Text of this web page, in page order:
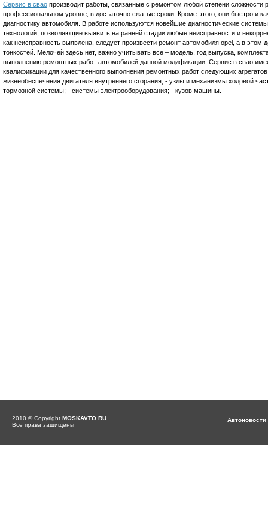
Сервис в свао производит работы, связанные с ремонтом любой степени
профессиональном уровне, в достаточно сжатые сроки. Кроме этого, они быстро и
диагностику автомобиля. В работе используются новейшие диагностические
технологий, позволяющие выявить на ранней стадии любые неисправности и
как неисправность выявлена, следует произвести ремонт автомобиля opel, а в этом
тонкостей. Мелочей здесь нет, важно учитывать все – модель, год выпуска,
выполнению ремонтных работ автомобилей данной модификации. Сервис в свао
квалификации для качественного выполнения ремонтных работ следующих
жизнеобеспечения двигателя внутреннего сгорания; - узлы и механизмы ходовой
тормозной системы; - системы электрооборудования; - кузов машины.
2010 © Copyright MOSKAVTO.RU
Все права защищены
Автоновости